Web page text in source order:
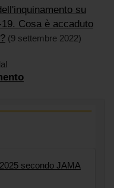
su
Cosa è accaduto
(9 settembre 2022)
secondo JAMA